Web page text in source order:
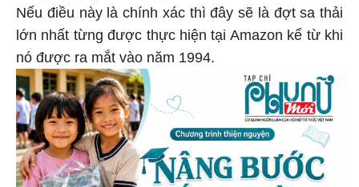
Nếu điều này là chính xác thì đây sẽ là đợt sa thải
lớn nhất từng được thực hiện tại Amazon kể từ khi
nó được ra mắt vào năm 1994.